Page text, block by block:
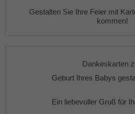
Gestalten Sie Ihre Feier mit
kommen!
Dankeskarten
Geburt Ihres Babys
Ein liebevoller Gruß für